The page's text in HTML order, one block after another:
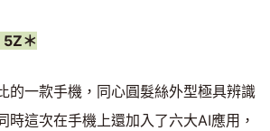
＊
的一款手機，同心圓髮絲外型極具辨識
時這次在手機上還加入了六大AI應用，